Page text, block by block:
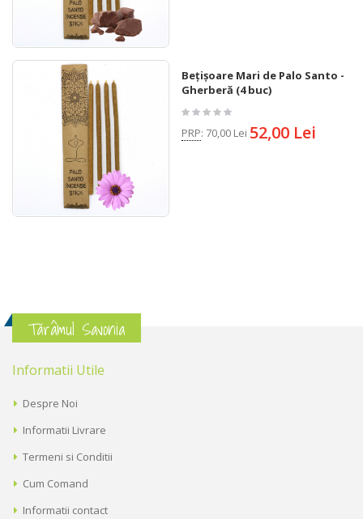
Bețișoare Mari de Palo Santo -
Gherberă (4 buc)
PRP: 70,00 Lei 52,00 Lei
Tărâmul Savonia
Informatii Utile
Despre Noi
Informatii Livrare
Termeni si Conditii
Cum Comand
Informatii contact